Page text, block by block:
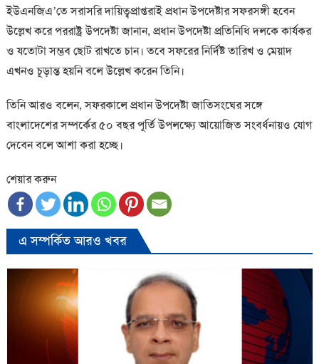
ইউএনজিএ’তে সরাসরি দায়িত্বপ্রাপ্তরাই প্রধান উপদেষ্টার সফরসঙ্গী হবেন
উল্লেখ করে পররাষ্ট্র উপদেষ্টা জানান, প্রধান উপদেষ্টা প্রতিনিধি দলকে কার্যকর
ও যতোটা সম্ভব ছোট রাখতে চান। তবে সফরের নির্দিষ্ট তারিখ ও মেয়াদ
এখনও চূড়ান্ত হয়নি বলে উল্লেখ করেন তিনি।
তিনি আরও বলেন, সফরকালে প্রধান উপদেষ্টা জাতিসংঘের সঙ্গে
বাংলাদেশের সম্পর্কের ৫০ বছর পূর্তি উপলক্ষ্যে আয়োজিত সংবর্ধনায়ও যোগ
দেবেন বলে আশা করা হচ্ছে।
শেয়ার করুন
এ সম্পর্কিত আরও খবর